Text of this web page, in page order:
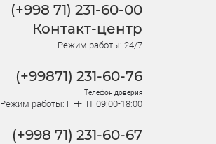
(+998 71) 231-60-00
Контакт-центр
Режим работы: 24/7
(+99871) 231-60-76
Телефон доверия
Режим работы: ПН-ПТ 09:00-18:00
(+998 71) 231-60-67